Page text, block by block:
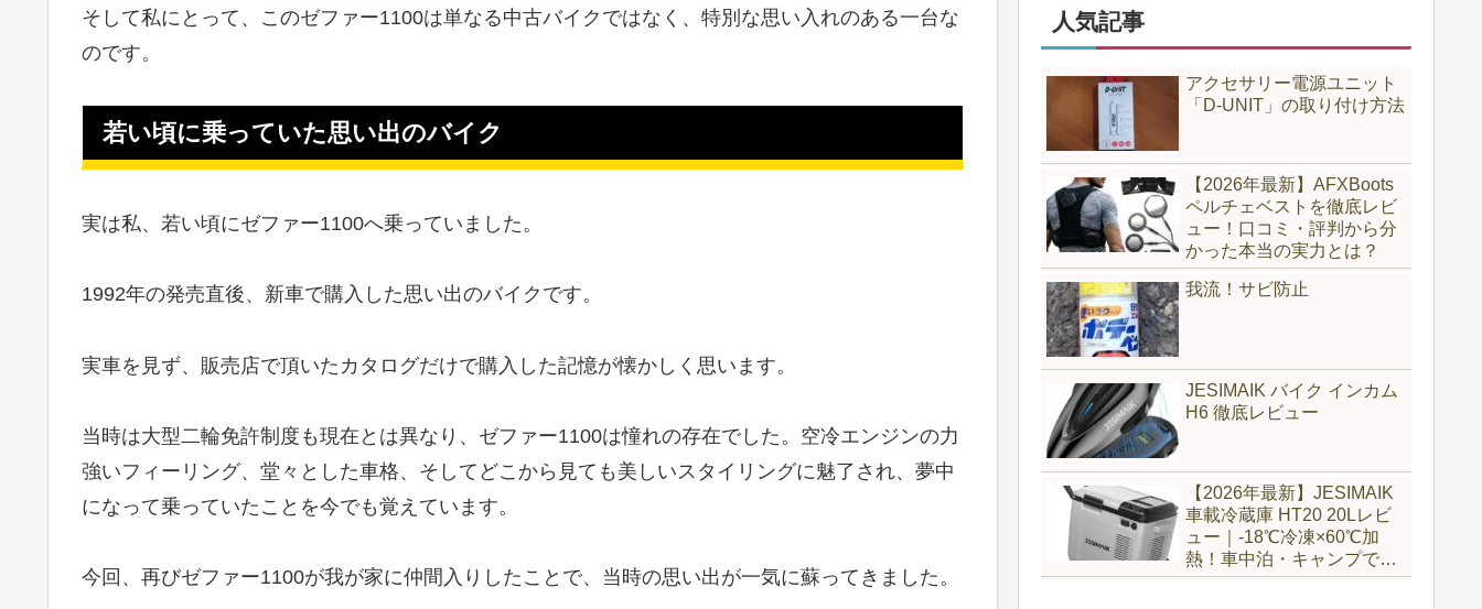
そして私にとって、このゼファー1100は単なる中古バイクではなく、特別な思い入れのある一台な
のです。
若い頃に乗っていた思い出のバイク
実は私、若い頃にゼファー1100へ乗っていました。
1992年の発売直後、新車で購入した思い出のバイクです。
実車を見ず、販売店で頂いたカタログだけで購入した記憶が懐かしく思います。
当時は大型二輪免許制度も現在とは異なり、ゼファー1100は憧れの存在でした。空冷エンジンの力
強いフィーリング、堂々とした車格、そしてどこから見ても美しいスタイリングに魅了され、夢中
になって乗っていたことを今でも覚えています。
今回、再びゼファー1100が我が家に仲間入りしたことで、当時の思い出が一気に蘇ってきました。
人気記事
アクセサリー電源ユニット
「D-UNIT」の取り付け方法
【2026年最新】AFXBoots
ペルチェベストを徹底レビ
ュー！口コミ・評判から分
かった本当の実力とは？
我流！サビ防止
JESIMAIK バイク インカム
H6 徹底レビュー
【2026年最新】JESIMAIK
車載冷蔵庫 HT20 20Lレビ
ュー｜-18℃冷凍×60℃加
熱！車中泊・キャンプで最
強の1台